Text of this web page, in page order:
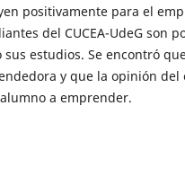
positivamente para el
del CUCEA-UdeG son
sus estudios. Se encontró
y que la opinión del
a emprender.